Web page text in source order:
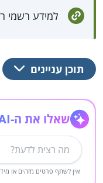
למידע רשמי
תוכן עניינים
שאלו את ה-AI שלנו
אין לשתף פרטים מזהים או